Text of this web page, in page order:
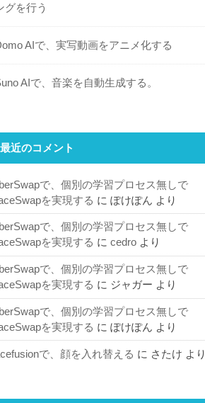
グを行う
AIで、実写動画をアニメ化する
AIで、音楽を自動生成する。
最近のコメント
で、個別の学習プロセス無しで
を実現する に ぽけぽん より
で、個別の学習プロセス無しで
を実現する に cedro より
で、個別の学習プロセス無しで
を実現する に ジャガー より
で、個別の学習プロセス無しで
を実現する に ぽけぽん より
で、顔を入れ替える に さたけ より